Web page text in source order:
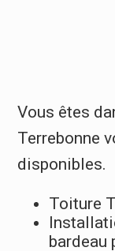
Vous êtes
Terrebonne
disponibles.
Toiture
bardeau